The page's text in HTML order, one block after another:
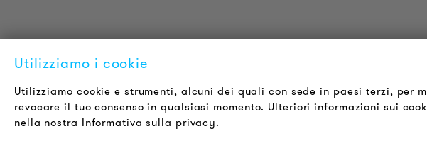
INFORMAZIONI SUL PRODOTTO
Informazioni Tecniche
Progetti di riferimento
Downloads
Chi siamo
Contatti
Utilizziamo i cookie
Utilizziamo cookie e strumenti, alcuni dei quali con sede in paesi terzi, per
revocare il tuo consenso in qualsiasi momento. Ulteriori informazioni sui
nella nostra Informativa sulla privacy.